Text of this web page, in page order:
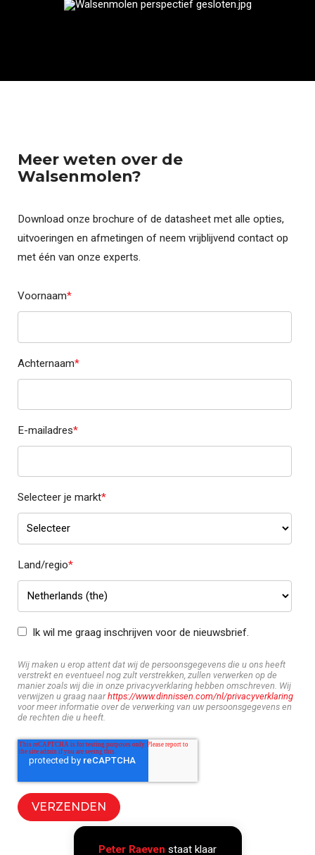
Meer weten over de
Walsenmolen?
Download onze brochure of de datasheet met alle opties,
uitvoeringen en afmetingen of neem vrijblijvend contact op
met één van onze experts.
Voornaam*
Achternaam*
E-mailadres*
Selecteer je markt*
Land/regio*
Ik wil me graag inschrijven voor de nieuwsbrief.
Wij maken u erop attent dat wij de persoonsgegevens die u ons heeft
verstrekt en eventueel nog zult verstrekken, zullen verwerken op de
manier zoals wij die in onze privacyverklaring hebben omschreven. Wij
verwijzen u graag naarhttps://www.dinnissen.com/nl/privacyverklaring
voor meer informatie over de verwerking van uw persoonsgegevens en
de rechten die u heeft.
Peter Raeven staat klaar